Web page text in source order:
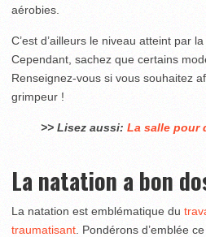
aérobies.
C’est d’ailleurs le niveau atteint par
Cependant, sachez que certains
Renseignez-vous si vous souhaitez
grimpeur !
>> Lisez aussi: La salle pour
La natation a bon
La natation est emblématique du
traumatisant . Pondérons d’emblée